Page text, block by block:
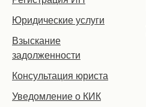
Юридические услуги
Взыскание
задолженности
Консультация юриста
Уведомление о КИК